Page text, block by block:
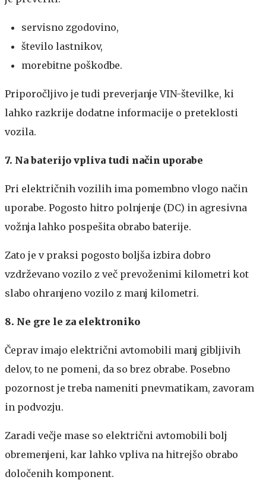
servisno zgodovino,
število lastnikov,
morebitne poškodbe.
Priporočljivo je tudi preverjanje VIN-številke, ki
lahko razkrije dodatne informacije o preteklosti
vozila.
7. Na baterijo vpliva tudi način uporabe
Pri električnih vozilih ima pomembno vlogo način
uporabe. Pogosto hitro polnjenje (DC) in agresivna
vožnja lahko pospešita obrabo baterije.
Zato je v praksi pogosto boljša izbira dobro
vzdrževano vozilo z več prevoženimi kilometri kot
slabo ohranjeno vozilo z manj kilometri.
8. Ne gre le za elektroniko
Čeprav imajo električni avtomobili manj gibljivih
delov, to ne pomeni, da so brez obrabe. Posebno
pozornost je treba nameniti pnevmatikam, zavoram
in podvozju.
Zaradi večje mase so električni avtomobili bolj
obremenjeni, kar lahko vpliva na hitrejšo obrabo
določenih komponent.